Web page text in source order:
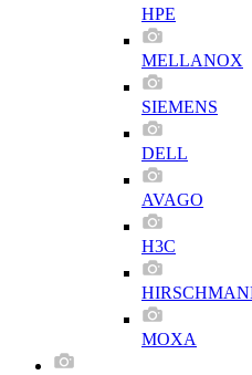
HPE
MELLANOX
SIEMENS
DELL
AVAGO
H3C
MOXA